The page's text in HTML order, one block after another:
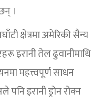
।
क्षेत्रमा अमेरिकी सैन्य
इरानी तेल ढुवानीमाथि
महत्त्वपूर्ण साधन
इरानी ड्रोन रोक्न